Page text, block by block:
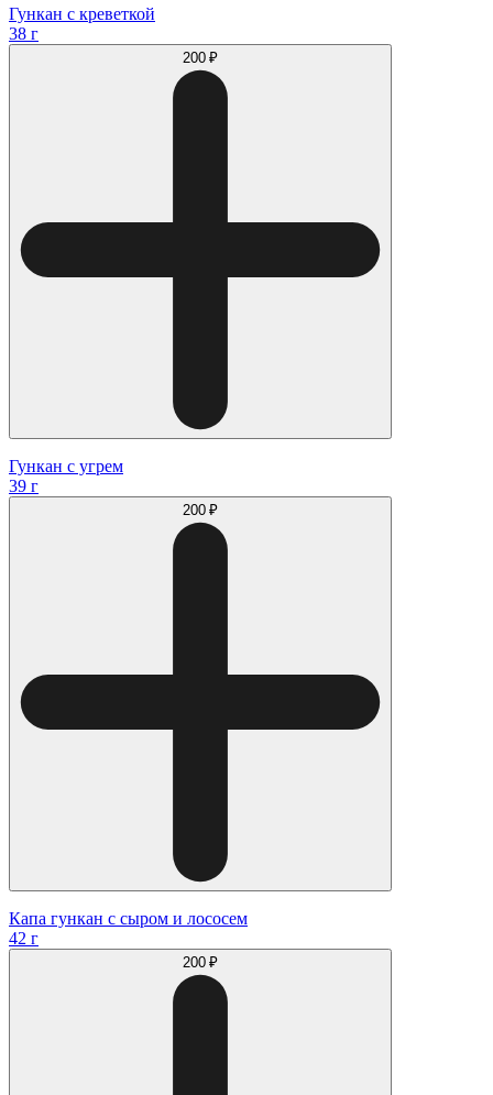
Гункан с креветкой
38 г
200 ₽
Гункан с угрем
39 г
200 ₽
Капа гункан с сыром и лососем
42 г
200 ₽